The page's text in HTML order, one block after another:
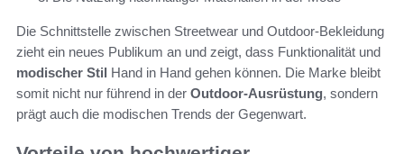
Die Schnittstelle zwischen Streetwear und Outdoor-Bekleidung
zieht ein neues Publikum an und zeigt, dass Funktionalität und
modischer Stil Hand in Hand gehen können. Die Marke bleibt
somit nicht nur führend in der Outdoor-Ausrüstung, sondern
prägt auch die modischen Trends der Gegenwart.